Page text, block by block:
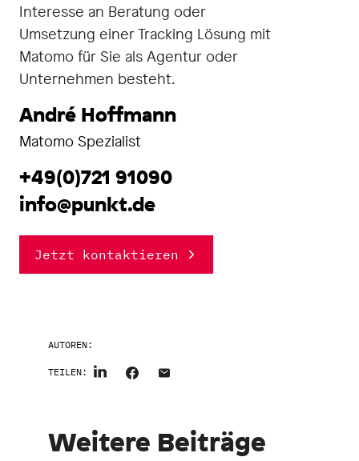
Interesse an Beratung oder
Umsetzung einer Tracking Lösung mit
Matomo für Sie als Agentur oder
Unternehmen besteht.
André Hoffmann
Matomo Spezialist
+49(0)721 91090
info@punkt.de
Jetzt kontaktieren
AUTOREN:
TEILEN:
Weitere Beiträge